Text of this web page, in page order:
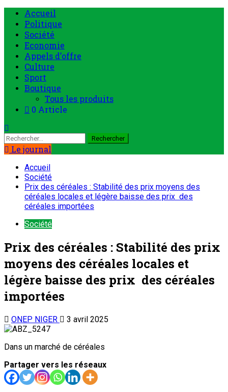
Accueil
Politique
Société
Economie
Appels d’offre
Culture
Sport
Boutique
Tous les produits
0 Article
Le journal
Accueil
Société
Prix des céréales : Stabilité des prix moyens des
céréales locales et légère baisse des prix des
céréales importées
Société
Prix des céréales : Stabilité des prix
moyens des céréales locales et
légère baisse des prix des céréales
importées
ONEP NIGER 3 avril 2025
Dans un marché de céréales
Partager vers les réseaux